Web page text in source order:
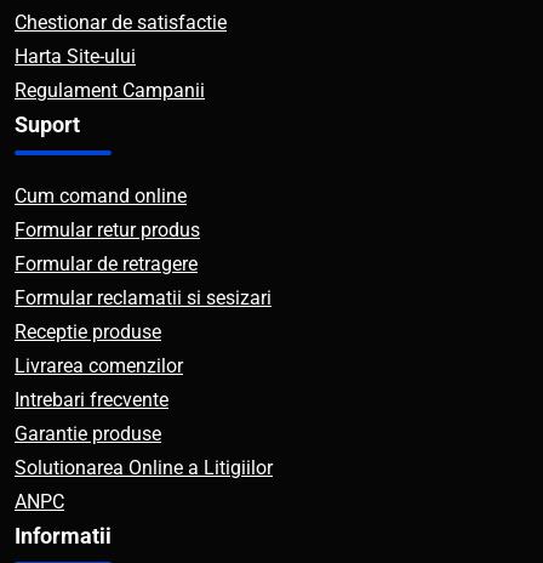
Chestionar de satisfactie
Harta Site-ului
Regulament Campanii
Suport
Cum comand online
Formular retur produs
Formular de retragere
Formular reclamatii si sesizari
Receptie produse
Livrarea comenzilor
Intrebari frecvente
Garantie produse
Solutionarea Online a Litigiilor
ANPC
Informatii